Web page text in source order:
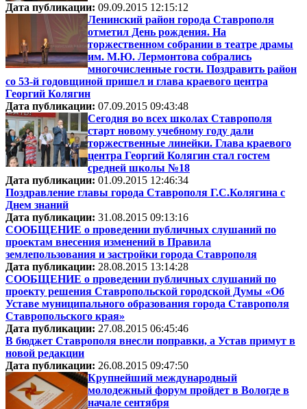
Дата публикации: 09.09.2015 12:15:12
Ленинский район города Ставрополя
отметил День рождения. На
торжественном собрании в театре драмы
им. М.Ю. Лермонтова собрались
многочисленные гости. Поздравить район
со 53-й годовщиной пришел и глава краевого центра
Георгий Колягин
Дата публикации: 07.09.2015 09:43:48
Сегодня во всех школах Ставрополя
старт новому учебному году дали
торжественные линейки. Глава краевого
центра Георгий Колягин стал гостем
средней школы №18
Дата публикации: 01.09.2015 12:46:34
Поздравление главы города Ставрополя Г.С.Колягина с
Днем знаний
Дата публикации: 31.08.2015 09:13:16
СООБЩЕНИЕ о проведении публичных слушаний по
проектам внесения изменений в Правила
землепользования и застройки города Ставрополя
Дата публикации: 28.08.2015 13:14:28
СООБЩЕНИЕ о проведении публичных слушаний по
проекту решения Ставропольской городской Думы «Об
Уставе муниципального образования города Ставрополя
Ставропольского края»
Дата публикации: 27.08.2015 06:45:46
В бюджет Ставрополя внесли поправки, а Устав примут в
новой редакции
Дата публикации: 26.08.2015 09:47:50
Крупнейший международный
молодежный форум пройдет в Вологде в
начале сентября